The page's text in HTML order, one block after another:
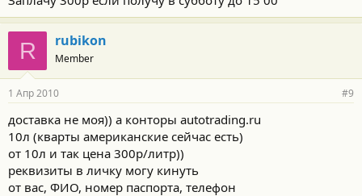
R rubikon
Member
1 Апр 2010 #9
доставка не моя)) а конторы autotrading.ru
10л (кварты американские сейчас есть)
от 10л и так цена 300р/литр))
реквизиты в личку могу кинуть
от вас, ФИО, номер паспорта, телефон